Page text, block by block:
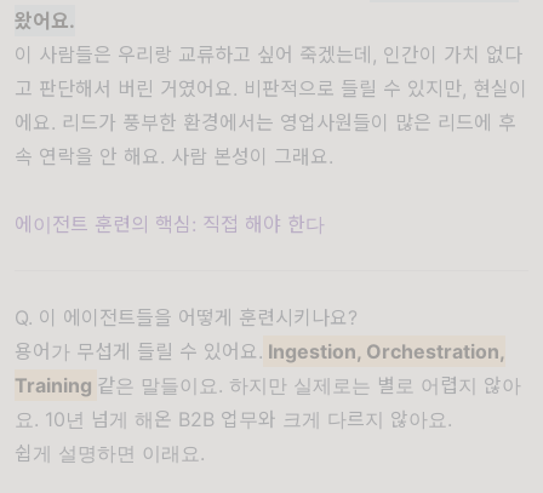
왔어요.
이 사람들은 우리랑 교류하고 싶어 죽겠는데, 인간이 가치 없다
고 판단해서 버린 거였어요. 비판적으로 들릴 수 있지만, 현실이
에요. 리드가 풍부한 환경에서는 영업사원들이 많은 리드에 후
속 연락을 안 해요. 사람 본성이 그래요.
에이전트 훈련의 핵심: 직접 해야 한다
Q. 이 에이전트들을 어떻게 훈련시키나요?
용어가 무섭게 들릴 수 있어요. Ingestion, Orchestration,
Training 같은 말들이요. 하지만 실제로는 별로 어렵지 않아
요. 10년 넘게 해온 B2B 업무와 크게 다르지 않아요.
쉽게 설명하면 이래요.